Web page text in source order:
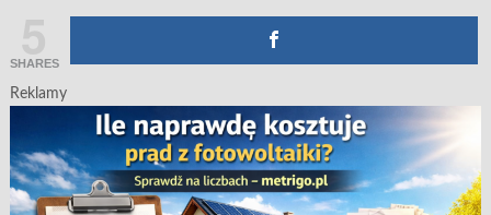
SHARES
Reklamy